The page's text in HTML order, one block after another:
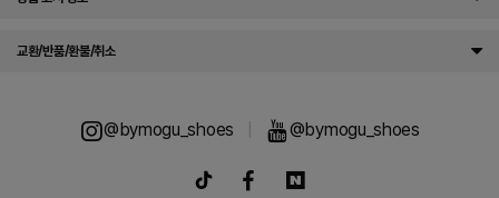
교환/반품/환불/취소
@bymogu_shoes @bymogu_shoes